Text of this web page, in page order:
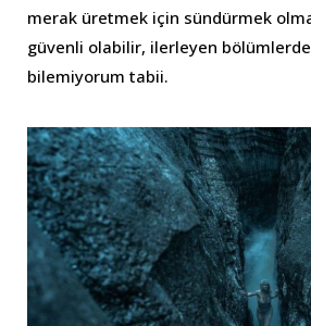
merak üretmek için sündürmek
güvenli olabilir, ilerleyen
bilemiyorum tabii.